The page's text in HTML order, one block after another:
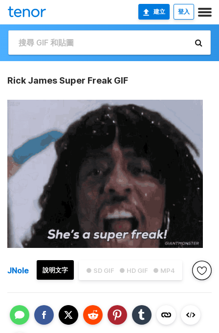
建立 登入
Rick James Super Freak GIF
● SD GIF ● HD GIF ● MP4
說明文字
JNole